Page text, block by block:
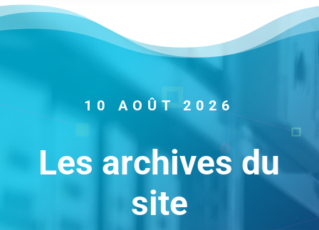
10 AOÛT 2026
Les archives du
site